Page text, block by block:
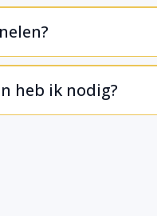
heb ik nodig?